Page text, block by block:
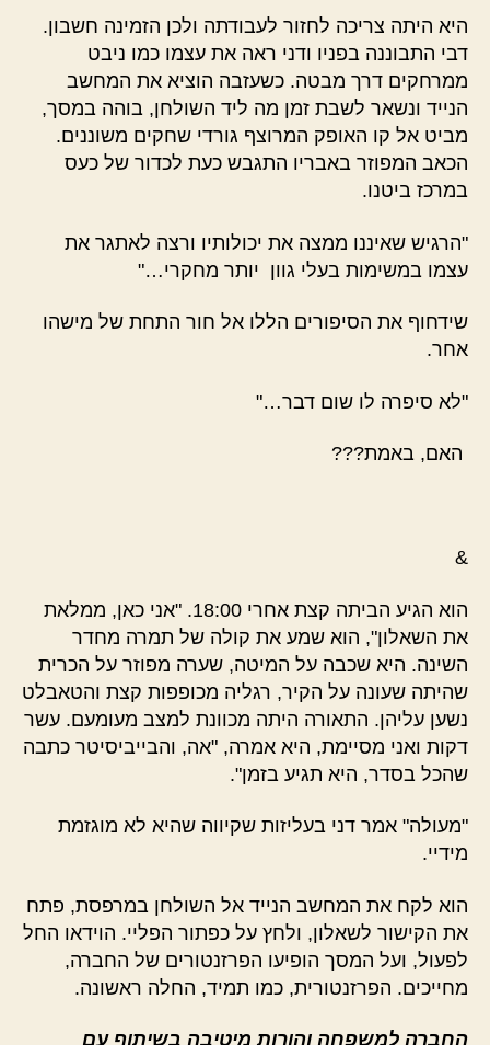
היא היתה צריכה לחזור לעבודתה ולכן הזמינה חשבון.
דבי התבוננה בפניו ודני ראה את עצמו כמו ניבט
ממרחקים דרך מבטה. כשעזבה הוציא את המחשב
הנייד ונשאר לשבת זמן מה ליד השולחן, בוהה במסך,
מביט אל קו האופק המרוצף גורדי שחקים משוננים.
הכאב המפוזר באבריו התגבש כעת לכדור של כעס
במרכז ביטנו.
"הרגיש שאיננו ממצה את יכולותיו ורצה לאתגר את
עצמו במשימות בעלי גוון יותר מחקרי…"
שידחוף את הסיפורים הללו אל חור התחת של מישהו
אחר.
"לא סיפרה לו שום דבר…"
האם, באמת???
&
הוא הגיע הביתה קצת אחרי 18:00. "אני כאן, ממלאת
את השאלון", הוא שמע את קולה של תמרה מחדר
השינה. היא שכבה על המיטה, שערה מפוזר על הכרית
שהיתה שעונה על הקיר, רגליה מכופפות קצת והטאבלט
נשען עליהן. התאורה היתה מכוונת למצב מעומעם. עשר
דקות ואני מסיימת, היא אמרה, "אה, והבייביסיטר כתבה
שהכל בסדר, היא תגיע בזמן".
"מעולה" אמר דני בעליזות שקיווה שהיא לא מוגזמת
מידיי.
הוא לקח את המחשב הנייד אל השולחן במרפסת, פתח
את הקישור לשאלון, ולחץ על כפתור הפליי. הוידאו החל
לפעול, ועל המסך הופיעו הפרזנטורים של החברה,
מחייכים. הפרזנטורית, כמו תמיד, החלה ראשונה.
החברה למשפחה והורות מיטיבה בשיתוף עם